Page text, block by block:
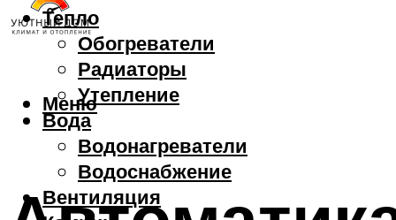
Тепло
Обогреватели
Радиаторы
Утепление
Вода
Водонагреватели
Водоснабжение
Вентиляция
Меню